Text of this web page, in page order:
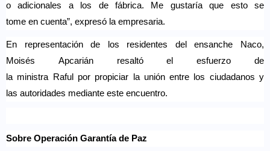
o
adicionales a los defábrica. Me gustaríaque estose
tome en cuenta”, expresó la empresaria.
En representaciónde los residentes delensanche Naco,
Moisés Apcarián resaltó el esfuerzo de
la ministra Raful por propiciar la uniónentre los ciudadanos y
las autoridades mediante este encuentro.
Sobre Operación Garantíade Paz